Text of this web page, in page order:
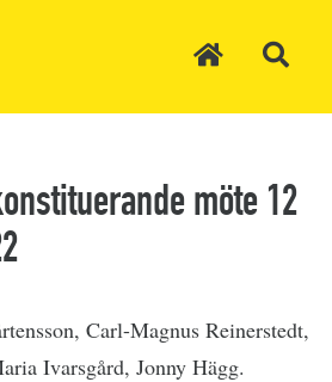
möte 12
Carl-Magnus Reinerstedt,
Ivarsgård, Jonny Hägg.